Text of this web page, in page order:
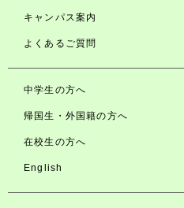
キャンパス案内
よくあるご質問
中学生の方へ
帰国生・外国籍の方へ
在校生の方へ
English